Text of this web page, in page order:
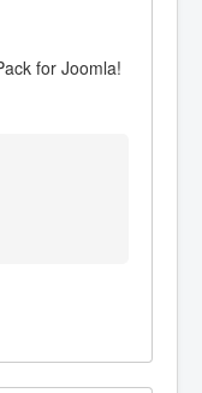
for Joomla!